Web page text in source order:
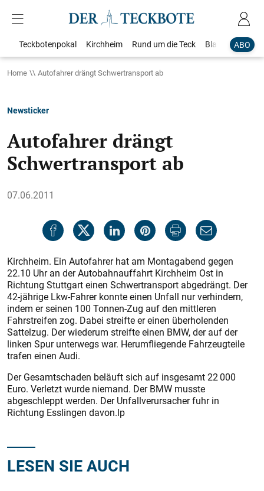
ABO
Teckbotenpokal Kirchheim Rund um die Teck Blaulicht
Home Autofahrer drängt Schwertransport ab
Newsticker
Autofahrer drängt
Schwertransport ab
07.06.2011
Kirchheim. Ein Autofahrer hat am Montagabend gegen
22.10 Uhr an der Autobahnauffahrt Kirchheim Ost in
Richtung Stuttgart einen Schwertransport abgedrängt. Der
42-jährige Lkw-Fahrer konnte einen Unfall nur verhindern,
indem er seinen 100 Tonnen-Zug auf den mittleren
Fahrstreifen zog. Dabei streifte er einen überholenden
Sattelzug. Der wiederum streifte einen BMW, der auf der
linken Spur unterwegs war. Herumfliegende Fahrzeugteile
trafen einen Audi.
Der Gesamtschaden beläuft sich auf insgesamt 22 000
Euro. Verletzt wurde niemand. Der BMW musste
abgeschleppt werden. Der Unfallverursacher fuhr in
Richtung Esslingen davon.lp
LESEN SIE AUCH